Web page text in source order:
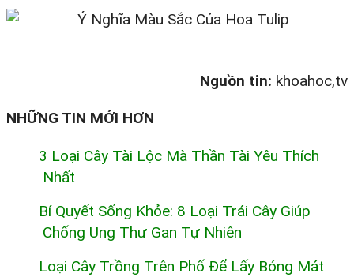
Nguồn tin: khoahoc,tv
NHỮNG TIN MỚI HƠN
3 Loại Cây Tài Lộc Mà Thần Tài Yêu Thích
Nhất
Bí Quyết Sống Khỏe: 8 Loại Trái Cây Giúp
Chống Ung Thư Gan Tự Nhiên
Loại Cây Trồng Trên Phố Để Lấy Bóng Mát